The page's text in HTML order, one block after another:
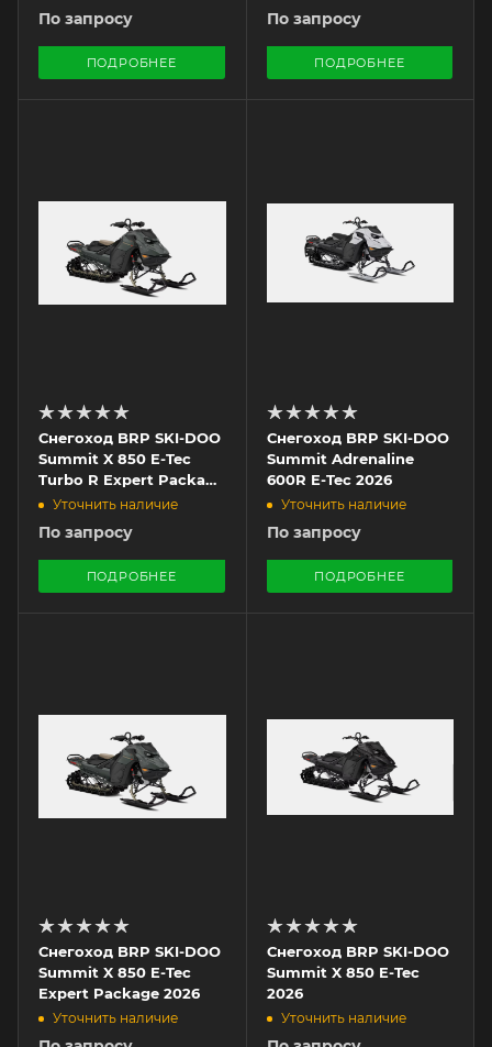
По запросу
ПОДРОБНЕЕ
По запросу
ПОДРОБНЕЕ
Снегоход BRP SKI-DOO
Summit X 850 E-Tec
Turbo R Expert Package
2026
Уточнить наличие
По запросу
ПОДРОБНЕЕ
Снегоход BRP SKI-DOO
Summit Adrenaline
600R E-Tec 2026
Уточнить наличие
По запросу
ПОДРОБНЕЕ
Снегоход BRP SKI-DOO
Summit X 850 E-Tec
Expert Package 2026
Уточнить наличие
Снегоход BRP SKI-DOO
Summit X 850 E-Tec
2026
Уточнить наличие